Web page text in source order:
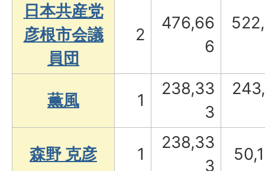
日本共産党
彦根市会議
員団
2
476,66
6
薫風 1
238,33
3
森野 克彦 1
238,33
3